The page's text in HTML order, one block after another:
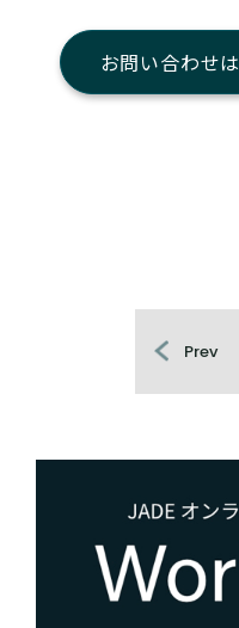
お問い合わせ
Prev